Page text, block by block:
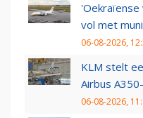
vol met
06-08-2026,
KLM stelt
Airbus
06-08-2026,